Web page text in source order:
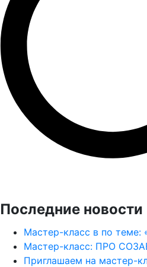
Последние новости
Мастер-класс в по
Мастер-класс: ПРО
Приглашаем на мастер-